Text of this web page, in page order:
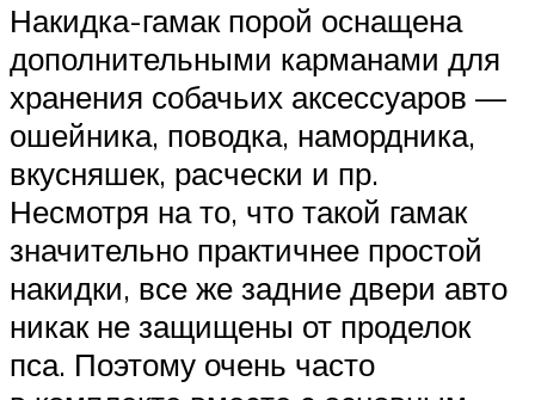
Накидка-гамак порой оснащена
дополнительными карманами для
хранения собачьих аксессуаров —
ошейника, поводка, намордника,
вкусняшек, расчески и пр.
Несмотря на то, что такой гамак
значительно практичнее простой
накидки, все же задние двери авто
никак не защищены от проделок
пса. Поэтому очень часто